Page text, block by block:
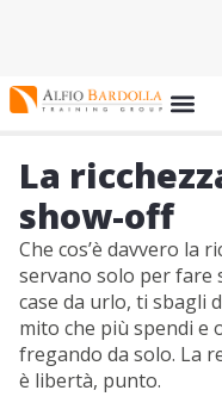
La
show-off
Che cos’è davvero la
servano solo per fare
case da urlo, ti sbagli
mito che più spendi e
fregando da solo. La
è libertà, punto.